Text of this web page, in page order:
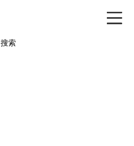
搜索